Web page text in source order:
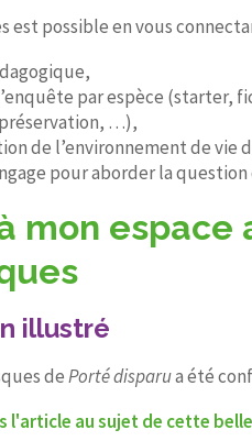
est possible en vous
par espèce (starter,
préservation, …),
de l’environnement de vie
pour aborder la
mon
illustré
dePorté disparua été
l'article au sujet de cette